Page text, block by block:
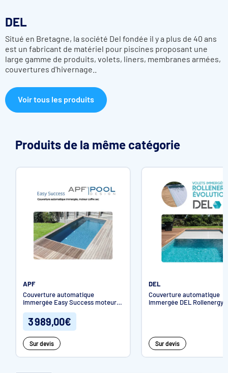
Elles présentent une finition soignée et sont conformes à la
Choix de la configuration
Le concept Rollinside se décline en 2 versions:
Habillage 1 face à l’horizontale
Habillage 2 faces à la verticale et à l’horizontale
Habillage 1 face
Habillage 2 faces
DEL
Situé en Bretagne, la société Del fondée il y a plus de 40 ans
est un fabricant de matériel pour piscines proposant une
large gamme de produits, volets, liners, membranes armées,
couvertures d'hivernage..
Voir tous les produits
Produits de la même catégorie
APF
Couverture automatique
immergée Easy Success moteur
3 989,00€
Sur devis
DEL
Couverture automatique
immergée DEL Rollenergy
Sur devis